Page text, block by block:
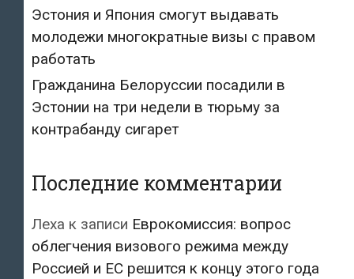
Эстония и Япония смогут выдавать
молодежи многократные визы с правом
работать
Гражданина Белоруссии посадили в
Эстонии на три недели в тюрьму за
контрабанду сигарет
Последние комментарии
Леха к записи Еврокомиссия: вопрос
облегчения визового режима между
Россией и ЕС решится к концу этого года